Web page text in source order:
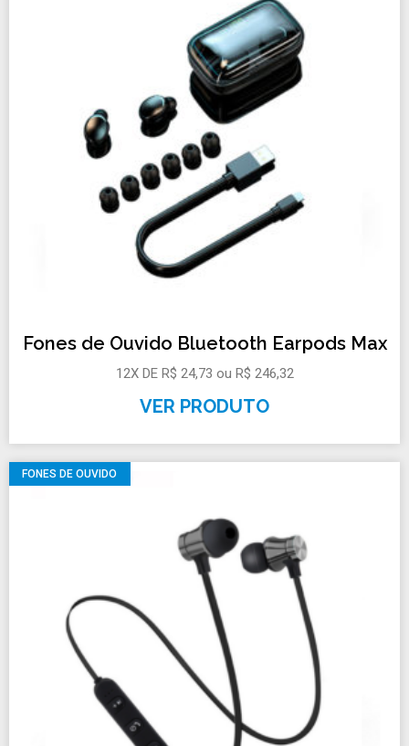
Fones de Ouvido Bluetooth Earpods Max
12X DE R$ 24,73 ou R$ 246,32
VER PRODUTO
FONES DE OUVIDO